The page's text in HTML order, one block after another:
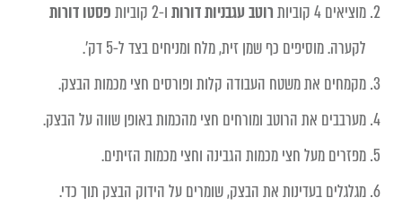
מוציאים 4 קוביות
רוטב עגבניות דורותו-2 קוביות
פסטו דורות
לקערה. מוסיפים כף שמן זית, מלח ומניחים בצד ל-5 דק'.
מקמחים את משטח העבודה קלות ופורסים חצי מכמות הבצק.
מערבבים את הרוטב ומורחים חצי מהכמות באופן שווה על הבצק.
מפזרים מעל חצי מכמות הגבינה וחצי מכמות הזיתים.
מגלגלים בעדינות את הבצק, שומרים על הידוק הבצק תוך כדי.